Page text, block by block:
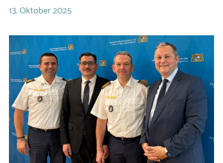
13.Oktober2025